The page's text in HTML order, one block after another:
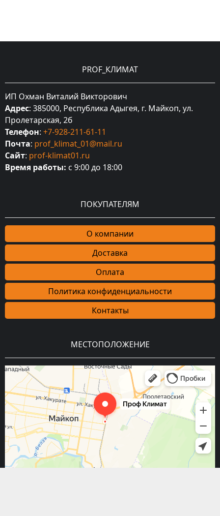
PROF_КЛИМАТ
ИП Охман Виталий Викторович
Адрес: 385000, Республика Адыгея, г. Майкоп, ул.
Пролетарская, 2б
Телефон: +7-928-211-61-11
Почта: prof_klimat_01@mail.ru
Сайт: prof-klimat01.ru
Время работы: с 9:00 до 18:00
ПОКУПАТЕЛЯМ
О компании
Доставка
Оплата
Политика конфиденциальности
Контакты
МЕСТОПОЛОЖЕНИЕ